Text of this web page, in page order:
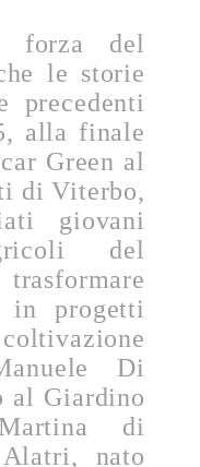
forza del
le storie
precedenti
alla finale
Green al
di Viterbo,
giovani
del
progetti
Di
al Giardino
di
nato